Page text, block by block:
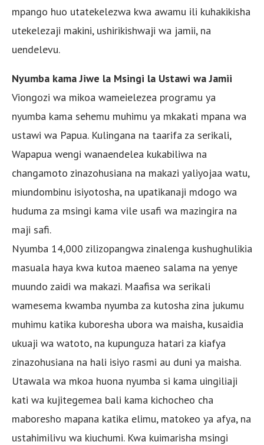
mpango huo utatekelezwa kwa awamu ili kuhakikisha
utekelezaji makini, ushirikishwaji wa jamii, na
uendelevu.
Nyumba kama Jiwe la Msingi la Ustawi wa Jamii
Viongozi wa mikoa wameielezea programu ya
nyumba kama sehemu muhimu ya mkakati mpana wa
ustawi wa Papua. Kulingana na taarifa za serikali,
Wapapua wengi wanaendelea kukabiliwa na
changamoto zinazohusiana na makazi yaliyojaa watu,
miundombinu isiyotosha, na upatikanaji mdogo wa
huduma za msingi kama vile usafi wa mazingira na
maji safi.
Nyumba 14,000 zilizopangwa zinalenga kushughulikia
masuala haya kwa kutoa maeneo salama na yenye
muundo zaidi wa makazi. Maafisa wa serikali
wamesema kwamba nyumba za kutosha zina jukumu
muhimu katika kuboresha ubora wa maisha, kusaidia
ukuaji wa watoto, na kupunguza hatari za kiafya
zinazohusiana na hali isiyo rasmi au duni ya maisha.
Utawala wa mkoa huona nyumba si kama uingiliaji
kati wa kujitegemea bali kama kichocheo cha
maboresho mapana katika elimu, matokeo ya afya, na
ustahimilivu wa kiuchumi. Kwa kuimarisha msingi